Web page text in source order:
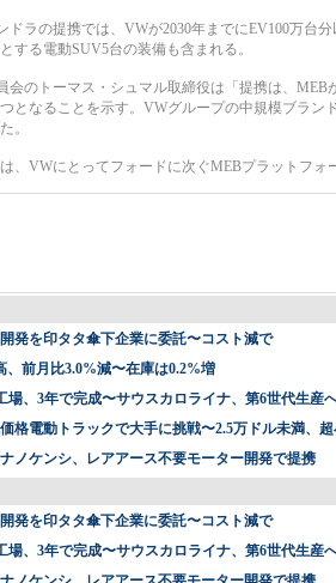
ラの提携では、VWが2030年までにEV100万台
する電動SUV5台の装備も含まれる。
のトーマス・シュマル取締役は「提携は、MEB
となることを示す。VWグループの中規模ブラン
。
、VWにとってフォードに次ぐMEBプラットフォ
発を印タタ傘下企業に委託〜コスト減で
、前月比3.0%減〜在庫は0.2%増
場、3年で完成〜サウスカロライナ、第6世代生産
格電動トラックで大手に挑戦〜2.5万ドル未満、
ノケンシ、レアアース不要モーター開発で提携
発を印タタ傘下企業に委託〜コスト減で
場、3年で完成〜サウスカロライナ、第6世代生産